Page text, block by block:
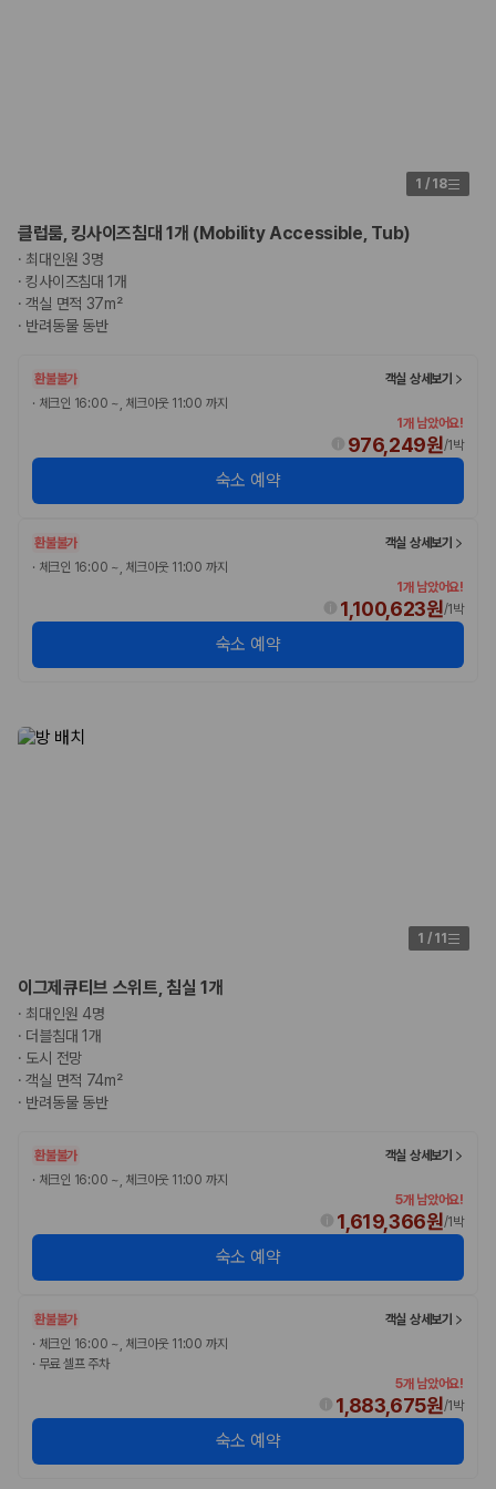
1 / 18
클럽룸, 킹사이즈침대 1개 (Mobility Accessible, Tub)
· 최대인원 3명
·킹사이즈침대 1개
·객실 면적 37m²
· 반려동물 동반
환불불가
객실 상세보기
· 체크인 16:00 ~, 체크아웃 11:00 까지
1개 남았어요!
976,249원/1박
숙소 예약
환불불가
객실 상세보기
· 체크인 16:00 ~, 체크아웃 11:00 까지
1개 남았어요!
1,100,623원/1박
숙소 예약
1 / 11
이그제큐티브 스위트, 침실 1개
· 최대인원 4명
· 더블침대 1개
· 도시 전망
·객실 면적 74m²
· 반려동물 동반
환불불가
객실 상세보기
· 체크인 16:00 ~, 체크아웃 11:00 까지
5개 남았어요!
1,619,366원/1박
숙소 예약
환불불가
객실 상세보기
· 체크인 16:00 ~, 체크아웃 11:00 까지
· 무료 셀프 주차
5개 남았어요!
1,883,675원/1박
숙소 예약